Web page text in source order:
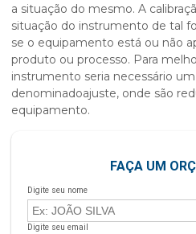
a situação do mesmo. A
situação do instrumento de tal
se o equipamento está ou não
produto ou processo. Para
instrumento seria necessário
denominadoajuste, onde são
equipamento.
FAÇA UM
Digite seu nome
Digite seu email